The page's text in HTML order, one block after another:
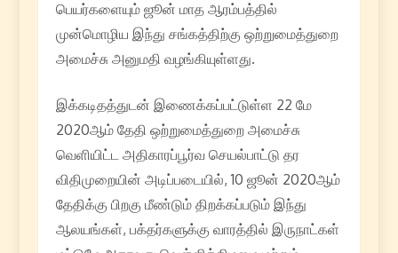
பெயர்களையும் ஜூன் மாத ஆரம்பத்தில்
முன்மொழிய இந்து சங்கத்திற்கு ஒற்றுமைத்துறை
அமைச்சு அனுமதி வழங்கியுள்ளது.
இக்கடிதத்துடன் இணைக்கப்பட்டுள்ள 22 மே
2020ஆம் தேதி ஒற்றுமைத்துறை அமைச்சு
வெளியிட்ட அதிகாரப்பூர்வ செயல்பாட்டு தர
விதிமுறையின் அடிப்படையில், 10 ஜூன் 2020ஆம்
தேதிக்கு பிறகு மீண்டும் திறக்கப்படும் இந்து
ஆலயங்கள், பக்தர்களுக்கு வாரத்தில் இருநாட்கள்